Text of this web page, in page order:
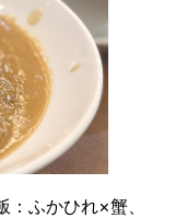
ふかひれ×蟹、